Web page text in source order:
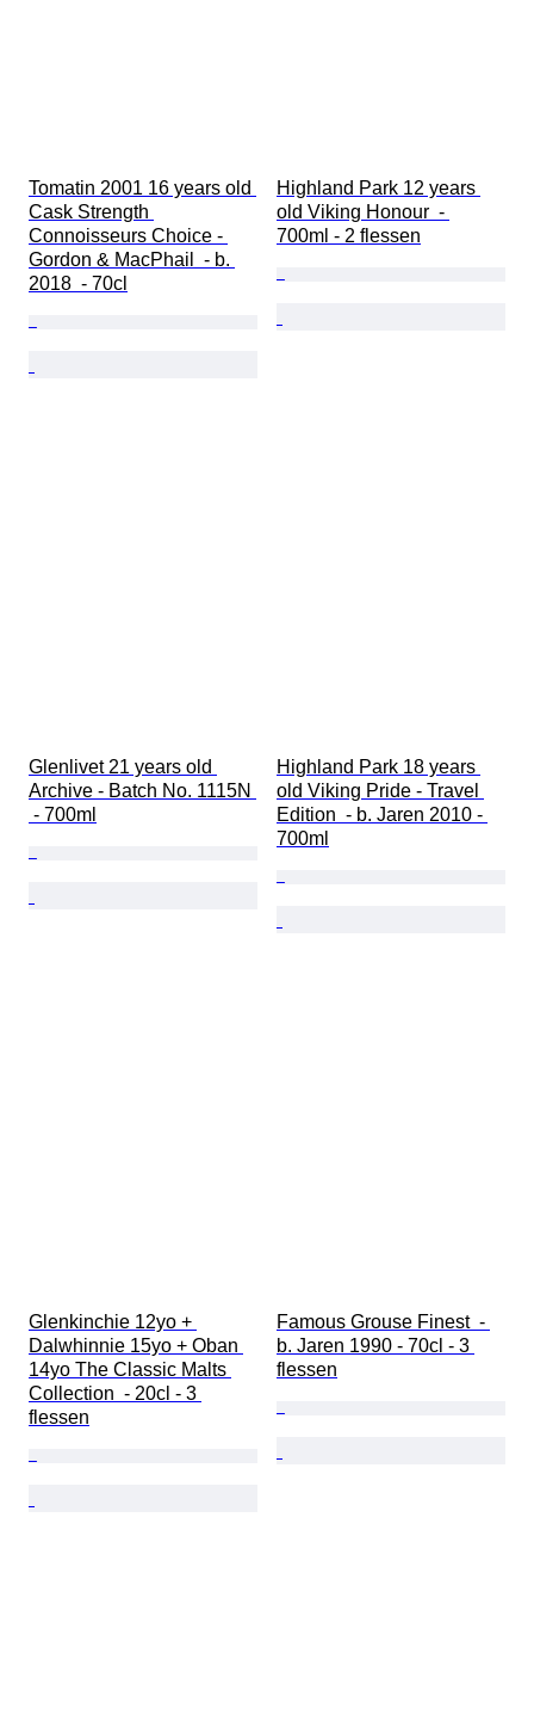
Tomatin 2001 16 years old
Cask Strength
Connoisseurs Choice -
Gordon & MacPhail  - b.
2018  - 70cl
Highland Park 12 years
old Viking Honour  -
700ml - 2 flessen
Glenlivet 21 years old
Archive - Batch No. 1115N
- 700ml
Highland Park 18 years
old Viking Pride - Travel
Edition  - b. Jaren 2010 -
700ml
Glenkinchie 12yo +
Dalwhinnie 15yo + Oban
14yo The Classic Malts
Collection  - 20cl - 3
flessen
Famous Grouse Finest  -
b. Jaren 1990 - 70cl - 3
flessen